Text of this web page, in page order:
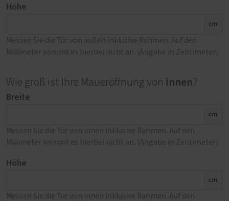
Höhe
cm
Messen Sie die Tür von außen inklusive Rahmen. Auf den
Millimeter kommt es hierbei nicht an. (Angabe in Zentimeter)
Wie groß ist Ihre Maueröffnung von innen?
Breite
cm
Messen Sie die Tür von innen inklusive Rahmen. Auf den
Millimeter kommt es hierbei nicht an. (Angabe in Zentimeter)
Höhe
cm
Messen Sie die Tür von innen inklusive Rahmen. Auf den